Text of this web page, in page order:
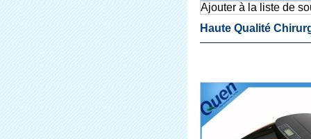
Ajouter à la liste de
Haute Qualité
Distributeur En
L'hôpital